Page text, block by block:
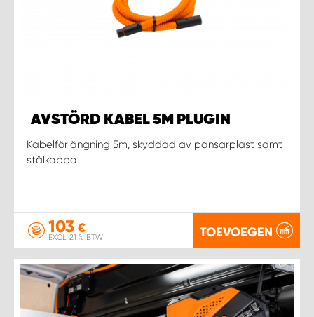
AVSTÖRD KABEL 5M PLUGIN
Kabelförlängning 5m, skyddad av pansarplast samt
stålkappa.
103 €
EXCL. 21 % BTW TOEVOEGEN